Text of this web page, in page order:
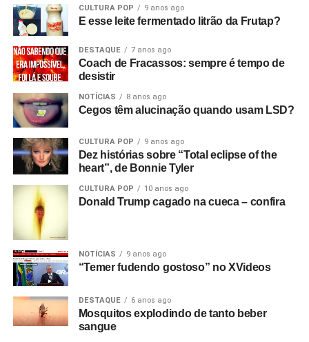
CULTURA POP 9 anos ago
E esse leite fermentado litrão da Frutap?
DESTAQUE 7 anos ago
Coach de Fracassos: sempre é tempo de
desistir
NOTÍCIAS 8 anos ago
Cegos têm alucinação quando usam LSD?
CULTURA POP 9 anos ago
Dez histórias sobre “Total eclipse of the
heart”, de Bonnie Tyler
CULTURA POP 10 anos ago
Donald Trump cagado na cueca – confira
NOTÍCIAS 9 anos ago
“Temer fudendo gostoso” no XVideos
DESTAQUE 6 anos ago
Mosquitos explodindo de tanto beber
sangue